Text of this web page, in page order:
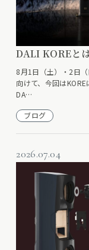
DALI KOREと
8月1日（土）・2日
向けて、今回は
DA…
ブログ
2026.07.04